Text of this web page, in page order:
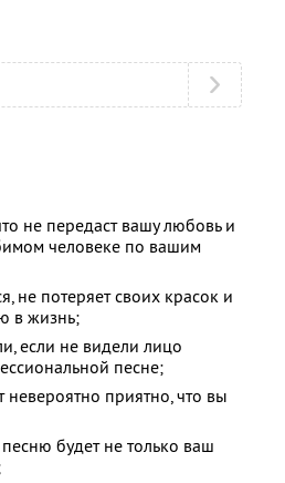
не передаст вашу любовь и
человеке по вашим
не потеряет своих красок и
в жизнь;
если не видели лицо
песне;
невероятно приятно, что вы
будет не только ваш